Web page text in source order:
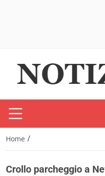
Home /
Crollo parcheggio a